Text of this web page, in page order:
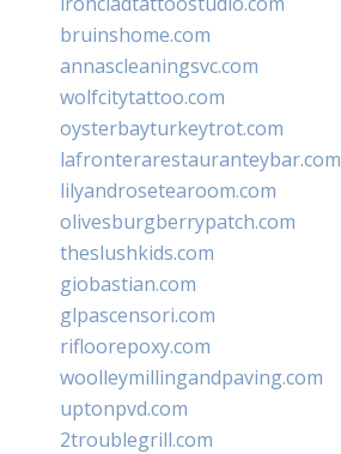
bruinshome.com
annascleaningsvc.com
wolfcitytattoo.com
oysterbayturkeytrot.com
lafronterarestauranteybar.com
lilyandrosetearoom.com
olivesburgberrypatch.com
theslushkids.com
giobastian.com
glpascensori.com
rifloorepoxy.com
woolleymillingandpaving.com
uptonpvd.com
2troublegrill.com